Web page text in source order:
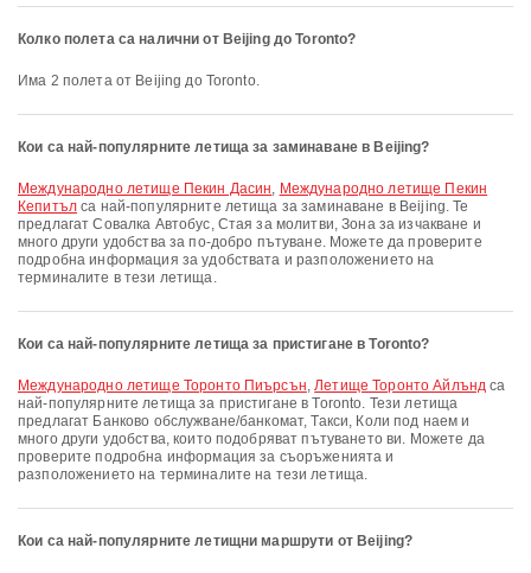
Колко полета са налични от Beijing до Toronto?
Има 2 полета от Beijing до Toronto.
Кои са най-популярните летища за заминаване в Beijing?
Международно летище Пекин Дасин, Международно летище Пекин
Кепитълса най-популярните летища за заминаване в Beijing. Те
предлагат Совалка Автобус, Стая за молитви, Зона за изчакване и
много други удобства за по-добро пътуване. Можете да проверите
подробна информация за удобствата и разположението на
терминалите в тези летища.
Кои са най-популярните летища за пристигане в Toronto?
Международно летище Торонто Пиърсън,Летище Торонто Айлънд са
най-популярните летища за пристигане в Toronto. Тези летища
предлагат Банково обслужване/банкомат, Такси, Коли под наем и
много други удобства, които подобряват пътуването ви. Можете да
проверите подробна информация за съоръженията и
разположението на терминалите на тези летища.
Кои са най-популярните летищни маршрути от Beijing?